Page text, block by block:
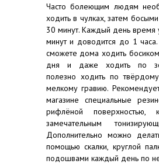
Часто болеющим людям
ходить в чулках, затем
30 минут. Каждый день время
минут и доводится до 1
сможете дома ходить
дня и даже ходить по
полезно ходить по
мелкому гравию.
магазине специальные
рифлёной поверхностью,
замечательным
Дополнительно можно
помощью скалки, круглой
подошвами каждый день по